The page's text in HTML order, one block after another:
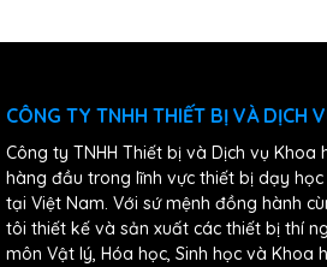
CÔNG TY TNHH THIẾT BỊ VÀ DỊCH
Công ty TNHH Thiết bị và Dịch vụ Khoa
hàng đầu trong lĩnh vực thiết bị dạy
tại Việt Nam. Với sứ mệnh đồng hành
tôi thiết kế và sản xuất các thiết bị thí
môn Vật lý, Hóa học, Sinh học và Khoa